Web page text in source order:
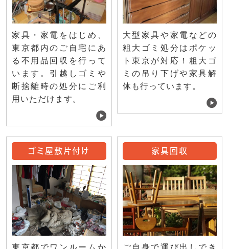
家具・家電をはじめ、
東京都内のご自宅にあ
る不用品回収を行って
います。引越しゴミや
断捨離時の処分にご利
用いただけます。
大型家具や家電などの
粗大ゴミ処分はポケッ
ト東京が対応！粗大ゴ
ミの吊り下げや家具解
体も行っています。
ゴミ屋敷片付け 家具回収
ご自身で運び出しでき